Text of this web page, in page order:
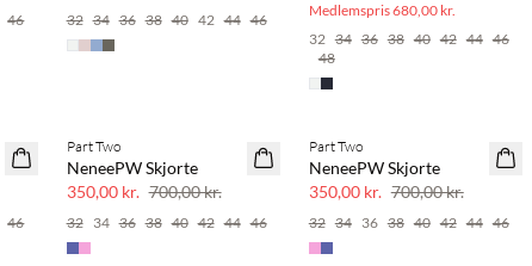
46 32 34 36 38 40 42 44 46
Medlemspris680,00 kr.
32 34 36 38 40 42 44 46
48
46
SAVE20
Part Two
NeneePW Skjorte
350,00 kr. 700,00 kr.
32 34 36 38 40 42 44 46
SAVE20
Part Two
NeneePW Skjorte
350,00 kr. 700,00 kr.
32 34 36 38 40 42 44 46